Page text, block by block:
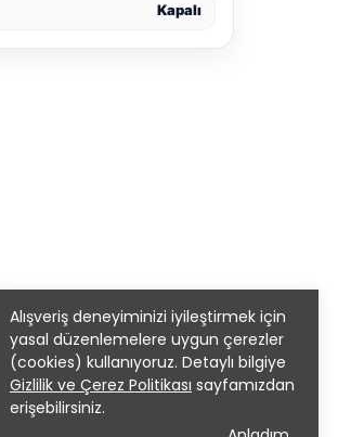
Alışveriş deneyiminizi iyileştirmek için
yasal düzenlemelere uygun çerezler
(cookies) kullanıyoruz. Detaylı bilgiye
Gizlilik ve Çerez Politikası sayfamızdan
erişebilirsiniz.
Kapalı